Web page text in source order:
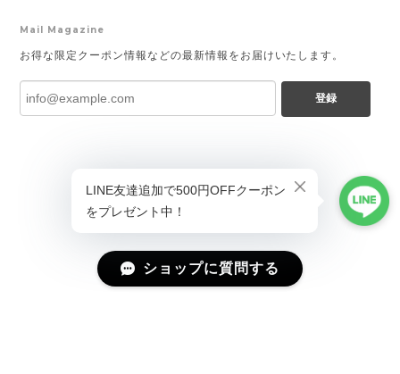
Mail Magazine
お得な限定クーポン情報などの最新情報をお届けいたします。
登録
ショップに質問する